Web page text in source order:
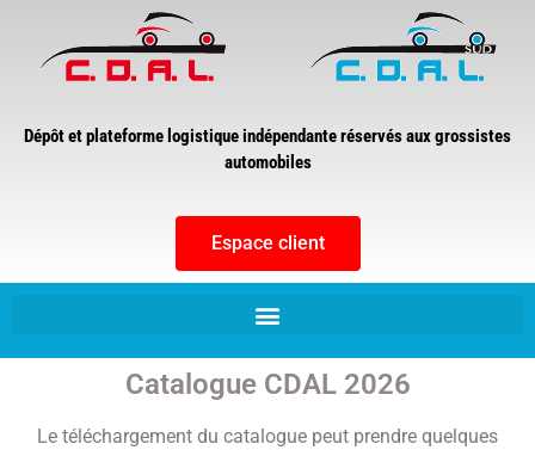
Dépôt et plateforme logistique indépendante réservés aux grossistes
automobiles
Espace client
Catalogue CDAL 2026
Le téléchargement du catalogue peut prendre quelques